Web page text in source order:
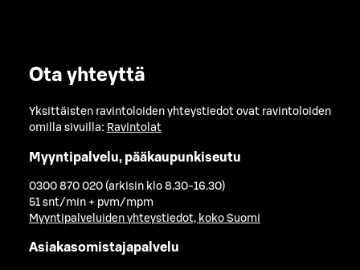
Ota yhteyttä
Yksittäisten ravintoloiden yhteystiedot ovat ravintoloiden
omilla sivuilla: Ravintolat
Myyntipalvelu, pääkaupunkiseutu
0300 870 020 (arkisin klo 8.30-16.30)
51 snt/min + pvm/mpm
Myyntipalveluiden yhteystiedot, koko Suomi
Asiakasomistajapalvelu